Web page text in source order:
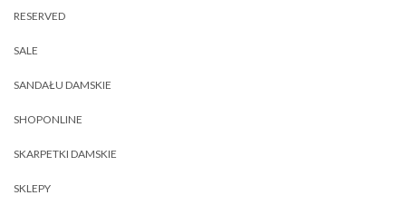
RESERVED
SALE
SANDAŁU DAMSKIE
SHOPONLINE
SKARPETKI DAMSKIE
SKLEPY